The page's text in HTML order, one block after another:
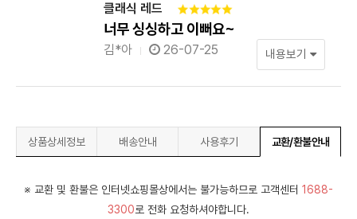
클래식 레드
너무 싱싱하고 이뻐요~
김*아 26-07-25 내용보기
상품상세정보 배송안내 사용후기 교환/환불안내
※ 교환 및 환불은 인터넷쇼핑몰상에서는 불가능하므로 고객센터 1688-
3300로 전화 요청하셔야합니다.